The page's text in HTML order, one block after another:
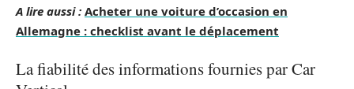
A lire aussi : Acheter une voiture d’occasion en
Allemagne : checklist avant le déplacement
La fiabilité des informations fournies par Car